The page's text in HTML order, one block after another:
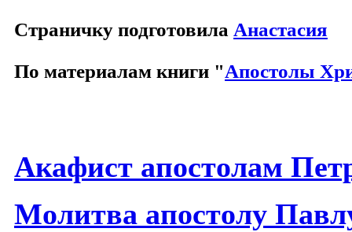
Страничку подготовила Анастасия
По материалам книги "Апостолы
Акафист апостолам
Молитва апостолу